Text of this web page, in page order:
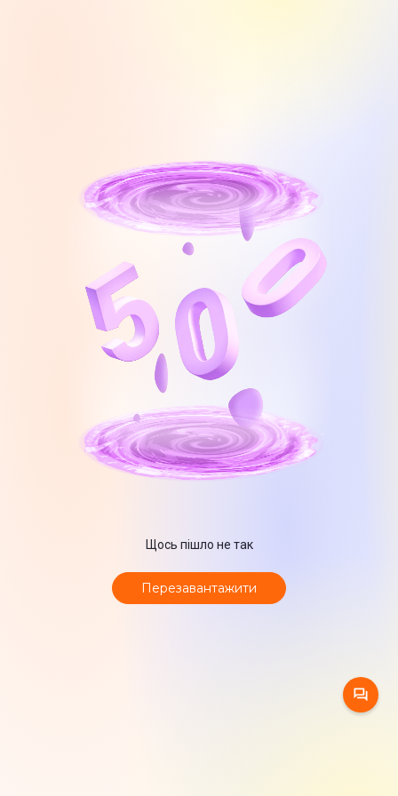
Щось пішло не так
Перезавантажити